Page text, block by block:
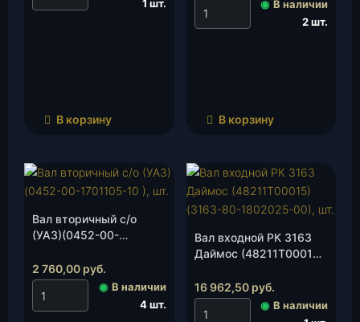
1 шт.
В корзину
◉ В наличии
2 шт.
В корзину
Вал вторичный с/о
(УАЗ)(0452-00-
2 760,00 руб.
◉ В наличии
4 шт.
Вал входной РК 3163
Даймос (48211Т00015)
шт.
16 962,50 руб.
◉ В наличии